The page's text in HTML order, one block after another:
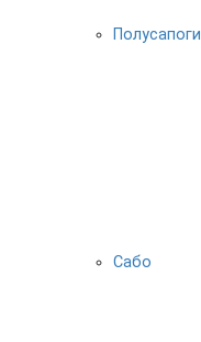
Полусапоги
Сабо